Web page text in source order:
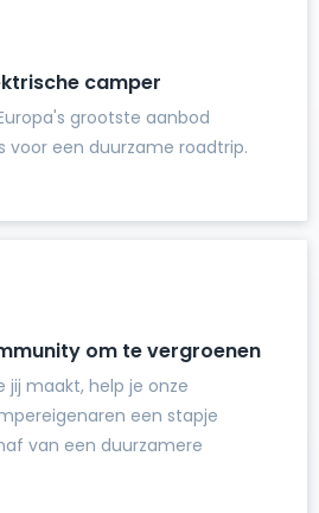
camper
grootste aanbod
voor een duurzame roadtrip.
om te vergroenen
jij maakt, help je onze
een stapje
van een duurzamere